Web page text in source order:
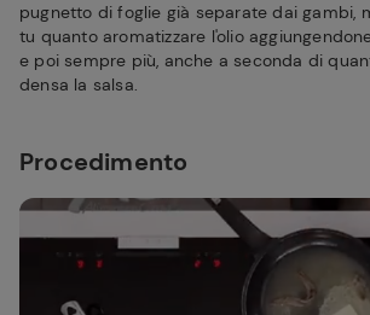
pugnetto di foglie già separate dai gambi,
tu quanto aromatizzare l'olio
e poi sempre più, anche a seconda di
densa la salsa.
Procedimento